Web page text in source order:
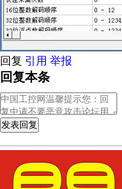
回复 引用 举报
回复本条
发表回复